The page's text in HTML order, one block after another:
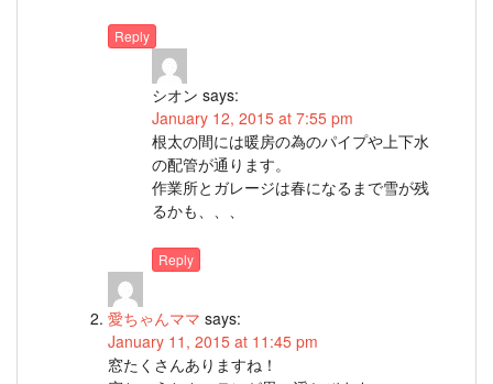
Reply
シオン says:
January 12, 2015 at 7:55 pm
根太の間には暖房の為のパイプや上下水
の配管が通ります。
作業所とガレージは春になるまで雪が残
るかも、、、
Reply
愛ちゃんママ says:
January 11, 2015 at 11:45 pm
窓たくさんありますね！